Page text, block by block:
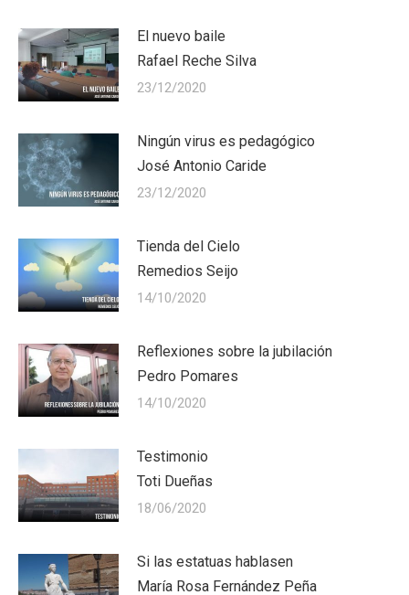
El nuevo baile
Rafael Reche Silva
23/12/2020
Ningún virus es pedagógico
José Antonio Caride
23/12/2020
Tienda del Cielo
Remedios Seijo
14/10/2020
Reflexiones sobre la jubilación
Pedro Pomares
14/10/2020
Testimonio
Toti Dueñas
18/06/2020
Si las estatuas hablasen
María Rosa Fernández Peña